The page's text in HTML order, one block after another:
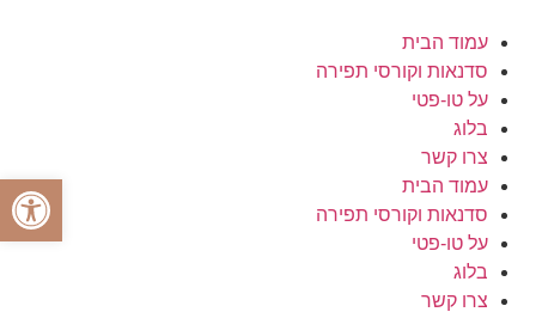
עמוד הבית
סדנאות וקורסי תפירה
על טו-פטי
בלוג
צרו קשר
עמוד הבית
סדנאות וקורסי תפירה
על טו-פטי
בלוג
צרו קשר
פתח